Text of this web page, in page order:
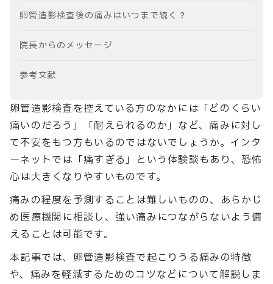
卵管造影検査後の痛みはいつまで続く？
院長からのメッセージ
参考文献
卵管造影検査を控えている方のなかには「どのくらい
痛いのだろう」「耐えられるのか」など、痛みに対し
て不安をもつ方もいるのではないでしょうか。インタ
ーネットでは「痛すぎる」という体験談もあり、恐怖
心は大きくなりやすいものです。
痛みの程度を予測することは難しいものの、あらかじ
め医療機関に相談し、強い痛みにつながらないよう備
えることは可能です。
本記事では、卵管造影検査で起こりうる痛みの特徴
や、痛みを軽減するためのコツなどについて解説しま